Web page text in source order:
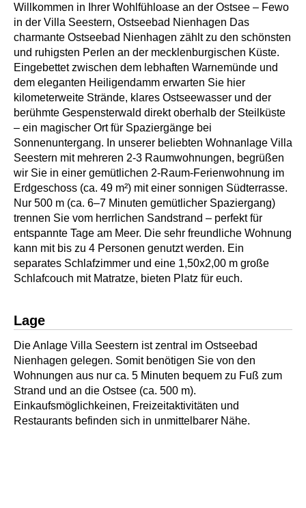
Willkommen in Ihrer Wohlfühloase an der Ostsee – Fewo
in der Villa Seestern, Ostseebad Nienhagen Das
charmante Ostseebad Nienhagen zählt zu den schönsten
und ruhigsten Perlen an der mecklenburgischen Küste.
Eingebettet zwischen dem lebhaften Warnemünde und
dem eleganten Heiligendamm erwarten Sie hier
kilometerweite Strände, klares Ostseewasser und der
berühmte Gespensterwald direkt oberhalb der Steilküste
– ein magischer Ort für Spaziergänge bei
Sonnenuntergang. In unserer beliebten Wohnanlage Villa
Seestern mit mehreren 2-3 Raumwohnungen, begrüßen
wir Sie in einer gemütlichen 2-Raum-Ferienwohnung im
Erdgeschoss (ca. 49 m²) mit einer sonnigen Südterrasse.
Nur 500 m (ca. 6–7 Minuten gemütlicher Spaziergang)
trennen Sie vom herrlichen Sandstrand – perfekt für
entspannte Tage am Meer. Die sehr freundliche Wohnung
kann mit bis zu 4 Personen genutzt werden. Ein
separates Schlafzimmer und eine 1,50x2,00 m große
Schlafcouch mit Matratze, bieten Platz für euch.
Lage
Die Anlage Villa Seestern ist zentral im Ostseebad
Nienhagen gelegen. Somit benötigen Sie von den
Wohnungen aus nur ca. 5 Minuten bequem zu Fuß zum
Strand und an die Ostsee (ca. 500 m).
Einkaufsmöglichkeinen, Freizeitaktivitäten und
Restaurants befinden sich in unmittelbarer Nähe.